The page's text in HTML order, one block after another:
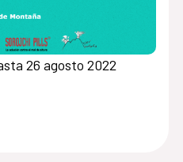
26 agosto 2022